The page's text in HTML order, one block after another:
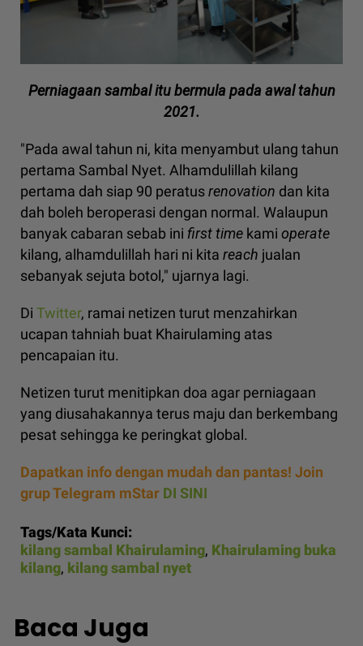
Perniagaan sambal itu bermula pada awal tahun
2021.
"Pada awal tahun ni, kita menyambut ulang tahun
pertama Sambal Nyet. Alhamdulillah kilang
pertama dah siap 90 peratusrenovation dan kita
dah boleh beroperasi dengan normal. Walaupun
banyak cabaran sebab ini first time kami operate
kilang, alhamdulillah hari ni kita reach jualan
sebanyak sejuta botol," ujarnya lagi.
Di Twitter, ramai netizen turut menzahirkan
ucapan tahniah buat Khairulaming atas
pencapaian itu.
Netizen turut menitipkan doa agar perniagaan
yang diusahakannya terus maju dan berkembang
pesat sehingga ke peringkat global.
Dapatkan info dengan mudah dan pantas! Join
grup Telegram mStar DI SINI
Tags/Kata Kunci:
kilang sambal Khairulaming, Khairulaming buka
kilang, kilang sambal nyet
Baca Juga